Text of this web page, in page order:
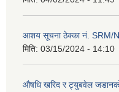
आशय सूचना ठेक्का नं. SRM/
मिति: 03/15/2024 - 14:10
औषधि खरिद र ट्युबवेल